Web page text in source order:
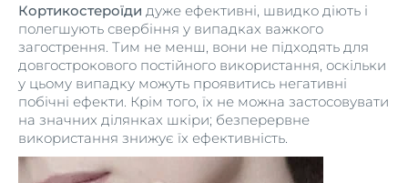
Кортикостероїди дуже ефективні, швидко діють і
полегшують свербіння у випадках важкого
загострення. Тим не менш, вони не підходять для
довгострокового постійного використання, оскільки
у цьому випадку можуть проявитись негативні
побічні ефекти. Крім того, їх не можна застосовувати
на значних ділянках шкіри; безперервне
використання знижує їх ефективність.